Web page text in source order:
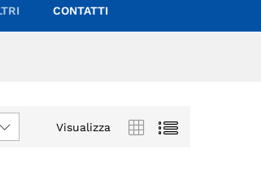
CONTATTI
Visualizza